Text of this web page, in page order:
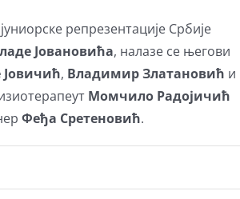
репрезентације Србије
Јовановића, налазе се његови
, Владимир Златановић и
Момчило Радојичић
Феђа Сретеновић.